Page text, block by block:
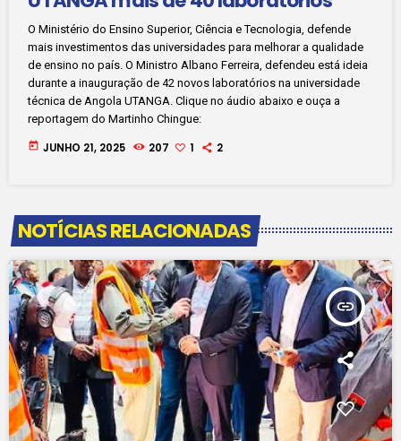
O Ministério do Ensino Superior, Ciência e Tecnologia, defende
mais investimentos das universidades para melhorar a qualidade
de ensino no país. O Ministro Albano Ferreira, defendeu está ideia
durante a inauguração de 42 novos laboratórios na universidade
técnica de Angola UTANGA. Clique no áudio abaixo e ouça a
reportagem do Martinho Chingue:
today JUNHO 21, 2025 207 1 2
NOTÍCIAS RELACIONADAS
insert_link